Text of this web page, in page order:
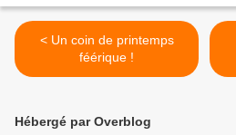
< Un coin de printemps
féérique !
Hébergé par Overblog